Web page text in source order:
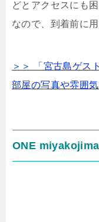
どとアクセスにも
なので、到着前に
＞＞ 「宮古島ゲス
部屋の写真や雰囲
ONE miyakojima